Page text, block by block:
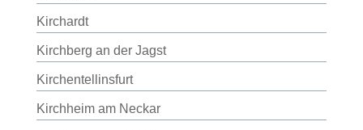
Kirchardt
Kirchberg an der Jagst
Kirchentellinsfurt
Kirchheim am Neckar